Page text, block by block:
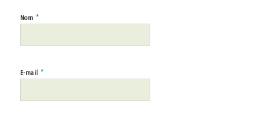
Nom *
E-mail *